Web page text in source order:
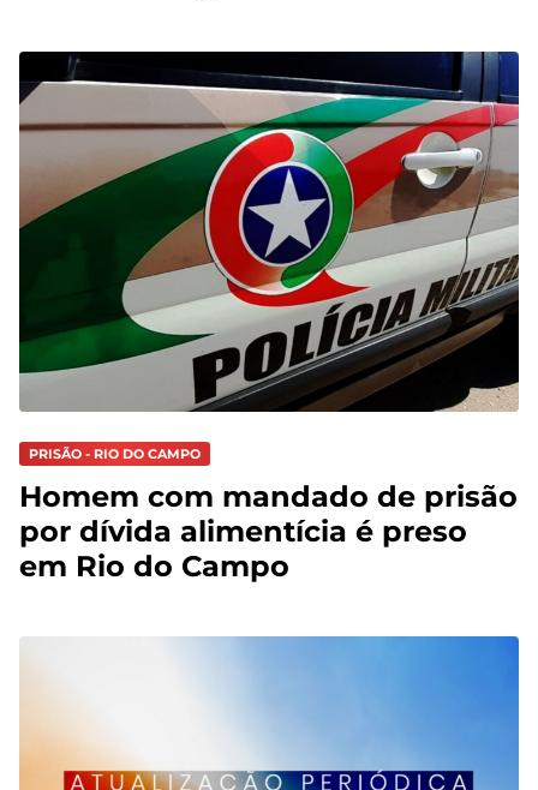
PRISÃO - RIO DO CAMPO
Homem com mandado de prisão
por dívida alimentícia é preso
em Rio do Campo